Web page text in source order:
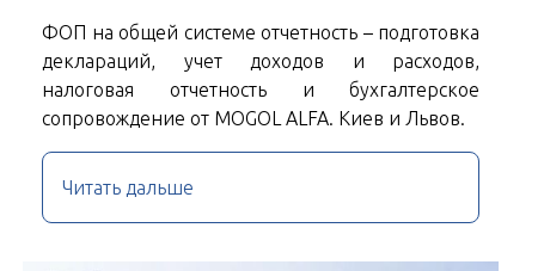
ФОП на общей системе отчетность – подготовка
деклараций, учет доходов и расходов,
налоговая отчетность и бухгалтерское
сопровождение от MOGOL ALFA. Киев и Львов.
Читать дальше